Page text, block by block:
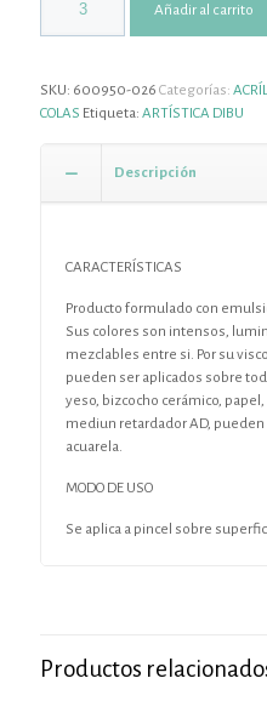
Añadir al carrito
SKU: 600950-026 Categorías:
COLAS Etiqueta: ARTÍSTICA DIBU
Descripción
CARACTERÍSTICAS
Producto formulado con
Sus colores son intensos,
mezclables entre si. Por su
pueden ser aplicados sobre
yeso, bizcocho cerámico,
mediun retardador AD,
acuarela.
MODO DE USO
Se aplica a pincel sobre
Productos